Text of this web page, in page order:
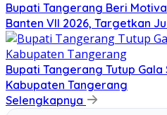
Bupati Tangerang Beri
Banten VII 2026, Targetkan
Bupati Tangerang Tutup
Kabupaten Tangerang
Selengkapnya